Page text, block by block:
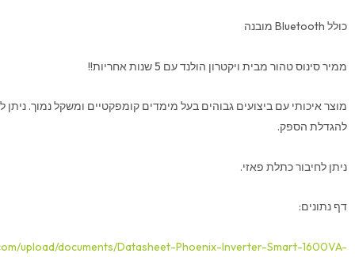
מתח
VICTRON
inverter
smart
12V
כולל Bluetooth מובנה
ממיר סינוס טהור מבית ויקטרון הולנד עם 5 שנות אחריות!!
מוצר איכותי עם ביצועים גבוהים בעל מימדים קומפקטיים ומשקל נמוך.
להגדלת הספק.
ניתן לחיבור כתלת פאזי.
דף נתונים:
upload/documents/Datasheet-Phoenix-Inverter-Smart-1600VA-